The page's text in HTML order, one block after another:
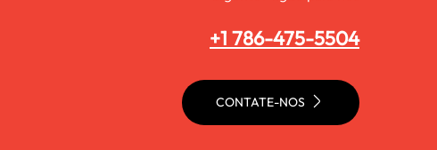
+1 786-475-5504
CONTATE-NOS